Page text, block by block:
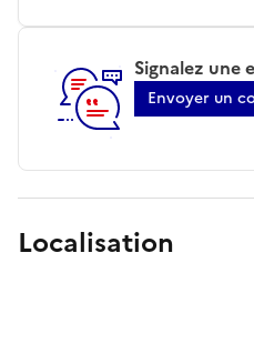
Signalez une
Envoyer un
Localisation